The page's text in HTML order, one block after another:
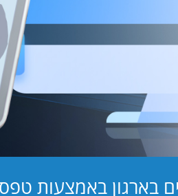
באמצעות